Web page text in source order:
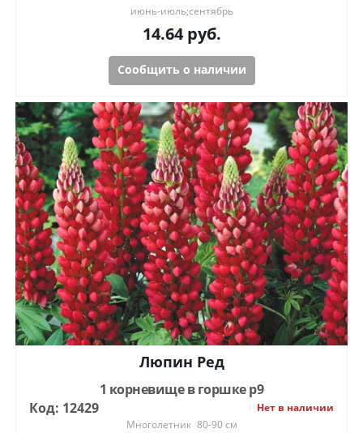
июнь-июль;сентябрь
14.64руб.
Сообщить о наличии
Люпин Ред
1 корневище в горшке р9
Код: 12429
Нет в наличии
Многолетник 80-90 см